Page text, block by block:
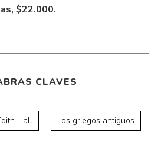
$22.000.
CLAVES
Hall Los griegos antiguos